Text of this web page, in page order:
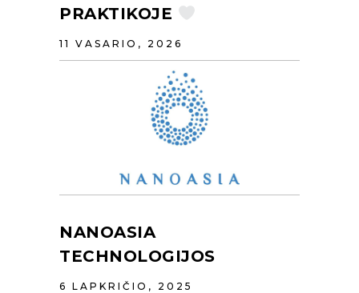
PRAKTIKOJE
11 VASARIO, 2026
NANOASIA
TECHNOLOGIJOS
6 LAPKRIČIO, 2025